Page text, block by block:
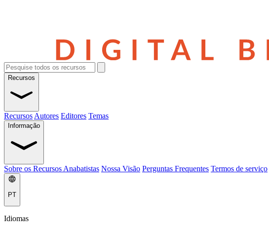
Recursos
Recursos Autores Editores Temas
Informação
Sobre os Recursos Anabatistas Nossa Visão Perguntas Frequentes Termos de serviço
PT
Idiomas